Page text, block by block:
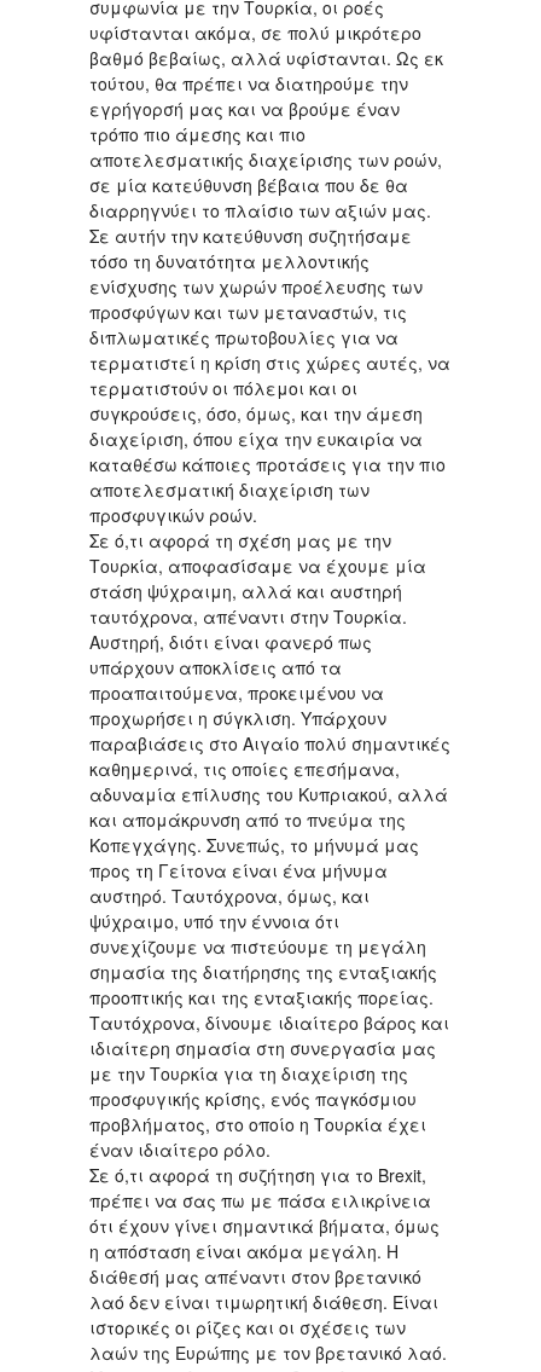
συμφωνία με την Τουρκία, οι ροές
υφίστανται ακόμα, σε πολύ μικρότερο
βαθμό βεβαίως, αλλά υφίστανται. Ως εκ
τούτου, θα πρέπει να διατηρούμε την
εγρήγορσή μας και να βρούμε έναν
τρόπο πιο άμεσης και πιο
αποτελεσματικής διαχείρισης των ροών,
σε μία κατεύθυνση βέβαια που δε θα
διαρρηγνύει το πλαίσιο των αξιών μας.
Σε αυτήν την κατεύθυνση συζητήσαμε
τόσο τη δυνατότητα μελλοντικής
ενίσχυσης των χωρών προέλευσης των
προσφύγων και των μεταναστών, τις
διπλωματικές πρωτοβουλίες για να
τερματιστεί η κρίση στις χώρες αυτές, να
τερματιστούν οι πόλεμοι και οι
συγκρούσεις, όσο, όμως, και την άμεση
διαχείριση, όπου είχα την ευκαιρία να
καταθέσω κάποιες προτάσεις για την πιο
αποτελεσματική διαχείριση των
προσφυγικών ροών.
Σε ό,τι αφορά τη σχέση μας με την
Τουρκία, αποφασίσαμε να έχουμε μία
στάση ψύχραιμη, αλλά και αυστηρή
ταυτόχρονα, απέναντι στην Τουρκία.
Αυστηρή, διότι είναι φανερό πως
υπάρχουν αποκλίσεις από τα
προαπαιτούμενα, προκειμένου να
προχωρήσει η σύγκλιση. Υπάρχουν
παραβιάσεις στο Αιγαίο πολύ σημαντικές
καθημερινά, τις οποίες επεσήμανα,
αδυναμία επίλυσης του Κυπριακού, αλλά
και απομάκρυνση από το πνεύμα της
Κοπεγχάγης. Συνεπώς, το μήνυμά μας
προς τη Γείτονα είναι ένα μήνυμα
αυστηρό. Ταυτόχρονα, όμως, και
ψύχραιμο, υπό την έννοια ότι
συνεχίζουμε να πιστεύουμε τη μεγάλη
σημασία της διατήρησης της ενταξιακής
προοπτικής και της ενταξιακής πορείας.
Ταυτόχρονα, δίνουμε ιδιαίτερο βάρος και
ιδιαίτερη σημασία στη συνεργασία μας
με την Τουρκία για τη διαχείριση της
προσφυγικής κρίσης, ενός παγκόσμιου
προβλήματος, στο οποίο η Τουρκία έχει
έναν ιδιαίτερο ρόλο.
Σε ό,τι αφορά τη συζήτηση για το Brexit,
πρέπει να σας πω με πάσα ειλικρίνεια
ότι έχουν γίνει σημαντικά βήματα, όμως
η απόσταση είναι ακόμα μεγάλη. Η
διάθεσή μας απέναντι στον βρετανικό
λαό δεν είναι τιμωρητική διάθεση. Είναι
ιστορικές οι ρίζες και οι σχέσεις των
λαών της Ευρώπης με τον βρετανικό λαό.